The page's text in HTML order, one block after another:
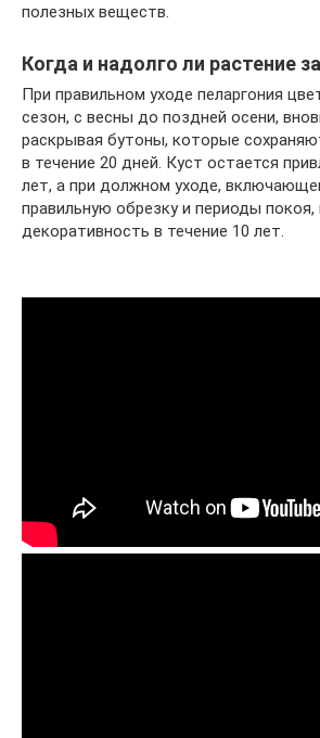
полезных веществ.
Когда и надолго ли растение
При правильном уходе пеларгония
сезон, с весны до поздней осени,
раскрывая бутоны, которые
в течение 20 дней. Куст остается
лет, а при должном уходе,
правильную обрезку и периоды
декоративность в течение 10 лет.